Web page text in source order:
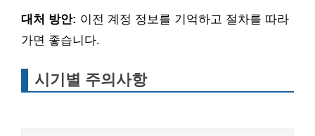
대처 방안: 이전 계정 정보를 기억하고 절차를 따라
가면 좋습니다.
시기별 주의사항